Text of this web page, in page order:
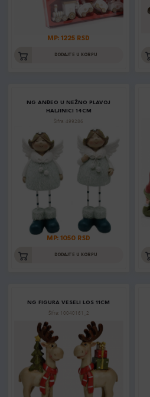
MP: 1225 RSD
DODAJTE U KORPU
NG ANĐEO U NEŽNO PLAVOJ
HALJINICI 14CM
Šifra: 499286
MP: 1050 RSD
DODAJTE U KORPU
NG FIGURA VESELI LOS 11CM
Šifra: 10040161_2